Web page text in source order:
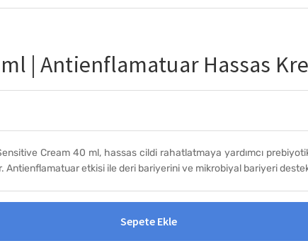
| Antienflamatuar Hassas
Cream 40 ml, hassas cildi rahatlatmaya yardımcı
Antienflamatuar etkisi ile deri bariyerini ve mikrobiyal bariyeri
Sepete Ekle